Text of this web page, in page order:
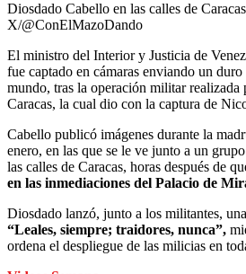
Diosdado Cabello en las calles de Caracas
X/@ConElMazoDando
El ministro del Interior y Justicia de
fue captado en cámaras enviando un
mundo, tras la operación militar realizada
Caracas, la cual dio con la captura de
Cabello publicó imágenes durante la
enero, en las que se le ve junto a un
las calles de Caracas, horas después de
en las inmediaciones del Palacio de
Diosdado lanzó, junto a los militantes,
“Leales, siempre; traidores, nunca”,
ordena el despliegue de las milicias en